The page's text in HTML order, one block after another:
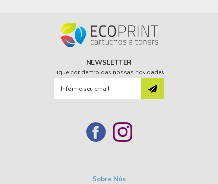
NEWSLETTER
Fique por dentro das nossas novidades
Sobre Nós